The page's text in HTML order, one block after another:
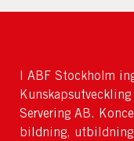
I ABF Stockholm
Servering AB.
bildning,